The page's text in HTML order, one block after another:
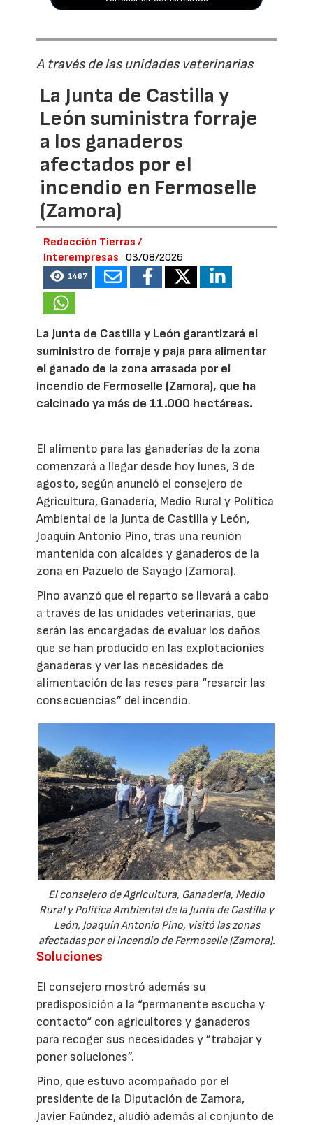
A través de las unidades veterinarias
La Junta de Castilla y
León suministra forraje
a los ganaderos
afectados por el
incendio en Fermoselle
(Zamora)
Redacción Tierras /
Interempresas
03/08/2026
1467
La Junta de Castilla y León garantizará el
suministro de forraje y paja para alimentar
el ganado de la zona arrasada por el
incendio de Fermoselle (Zamora), que ha
calcinado ya más de 11.000 hectáreas.
El alimento para las ganaderías de la zona
comenzará a llegar desde hoy lunes, 3 de
agosto, según anunció el consejero de
Agricultura, Ganadería, Medio Rural y Política
Ambiental de la Junta de Castilla y León,
Joaquín Antonio Pino, tras una reunión
mantenida con alcaldes y ganaderos de la
zona en Pazuelo de Sayago (Zamora).
Pino avanzó que el reparto se llevará a cabo
a través de las unidades veterinarias, que
serán las encargadas de evaluar los daños
que se han producido en las explotacionies
ganaderas y ver las necesidades de
alimentación de las reses para “resarcir las
consecuencias” del incendio.
El consejero de Agricultura, Ganadería, Medio
Rural y Política Ambiental de la Junta de Castilla y
León, Joaquín Antonio Pino, visitó las zonas
afectadas por el incendio de Fermoselle (Zamora).
Soluciones
El consejero mostró además su
predisposición a la “permanente escucha y
contacto“ con agricultores y ganaderos
para recoger sus necesidades y ”trabajar y
poner soluciones”.
Pino, que estuvo acompañado por el
presidente de la Diputación de Zamora,
Javier Faúndez, aludió además al conjunto de